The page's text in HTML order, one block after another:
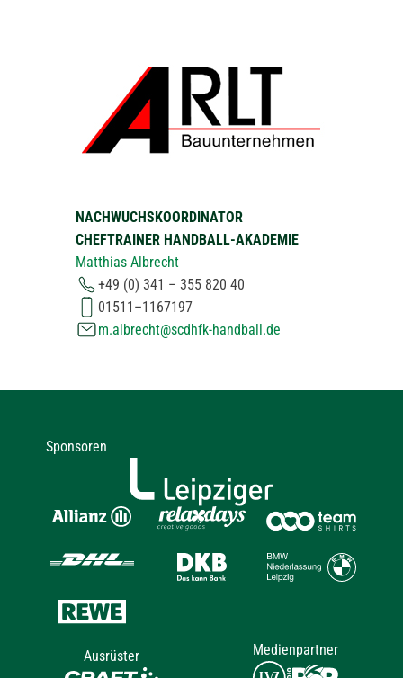
NACHWUCHSKOORDINATOR
CHEFTRAINER HANDBALL-AKADEMIE
Matthias Albrecht
+49 (0) 341 – 355 820 40
01511–1167197
m.albrecht@scdhfk-handball.de
Sponsoren
Ausrüster Medienpartner